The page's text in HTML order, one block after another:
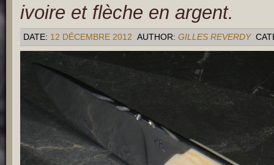
ivoire et flèche en argent.
DATE: 12 DÉCEMBRE 2012 AUTHOR: GILLES REVERDY